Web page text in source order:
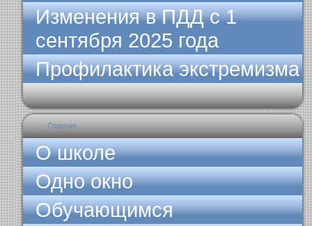
Изменения в ПДД с 1
сентября 2025 года
Профилактика экстремизма
Главная
О школе
Одно окно
Обучающимся